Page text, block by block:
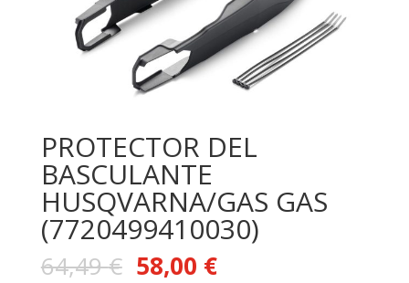
PROTECTOR DEL
BASCULANTE
HUSQVARNA/GAS GAS
(7720499410030)
64,49€ 58,00 €